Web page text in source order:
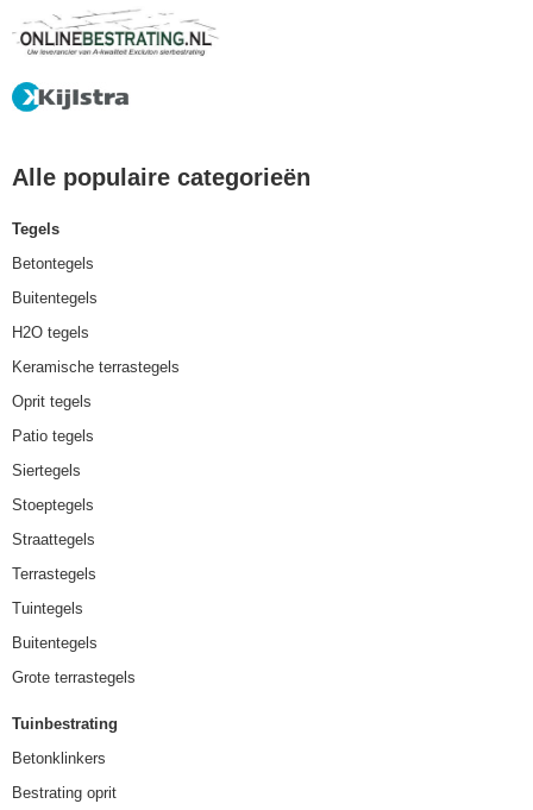
Alle populaire categorieën
Tegels
Betontegels
Buitentegels
H2O tegels
Keramische terrastegels
Oprit tegels
Patio tegels
Siertegels
Stoeptegels
Straattegels
Terrastegels
Tuintegels
Buitentegels
Grote terrastegels
Tuinbestrating
Betonklinkers
Bestrating oprit